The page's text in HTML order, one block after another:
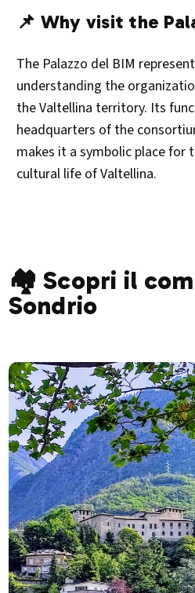
📌 Why visit the
The Palazzo del BIM
understanding the
the Valtellina territory. Its
headquarters of the
makes it a symbolic place for
cultural life of Valtellina.​
🏘️ Scopri il
Sondrio